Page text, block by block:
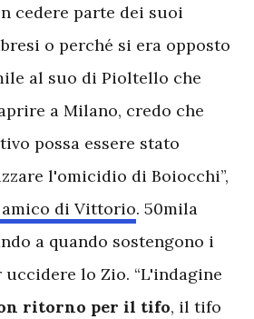
cedere parte dei suoi
o perché si era opposto
al suo di Pioltello che
a Milano, credo che
possa essere stato
l'omicidio di Boiocchi”,
amico di Vittorio. 50mila
a quando sostengono i
lo Zio. “L'indagine
ritorno per il tifo, il tifo